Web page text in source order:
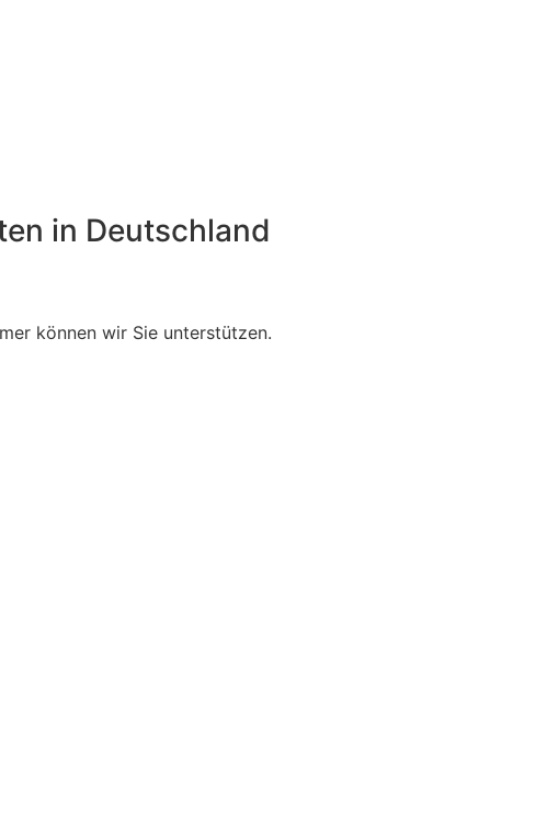
in Deutschland
können wir Sie unterstützen.